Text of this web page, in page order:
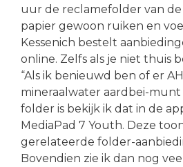
uur de reclamefolder van de
papier gewoon ruiken en
Kessenich bestelt
online. Zelfs als je niet thuis
“Als ik benieuwd ben of er
mineraalwater aardbei-
folder is bekijk ik dat in de
MediaPad 7 Youth. Deze
gerelateerde folder-
Bovendien zie ik dan nog